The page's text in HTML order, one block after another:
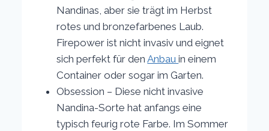
Nandinas, aber sie trägt im Herbst
rotes und bronzefarbenes Laub.
Firepower ist nicht invasiv und eignet
sich perfekt für denAnbauin einem
Container oder sogar im Garten.
Obsession – Diese nicht invasive
Nandina-Sorte hat anfangs eine
typisch feurig rote Farbe. Im Sommer